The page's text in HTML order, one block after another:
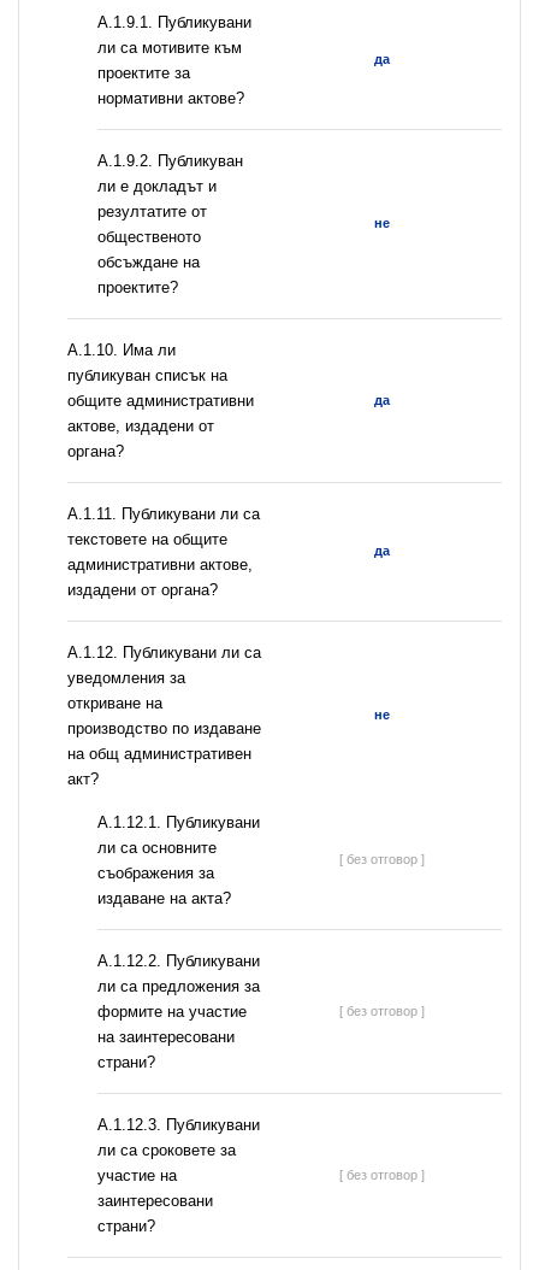
А.1.9.1. Публикувани
ли са мотивите към
проектите за
нормативни актове?
да
А.1.9.2. Публикуван
ли е докладът и
резултатите от
общественото
обсъждане на
проектите?
не
А.1.10. Има ли
публикуван списък на
общите административни
актове, издадени от
органа?
да
А.1.11. Публикувани ли са
текстовете на общите
административни актове,
издадени от органа?
да
А.1.12. Публикувани ли са
уведомления за
откриване на
производство по издаване
на общ административен
акт?
не
А.1.12.1. Публикувани
ли са основните
съображения за
издаване на акта?
[ без отговор ]
А.1.12.2. Публикувани
ли са предложения за
формите на участие
на заинтересовани
страни?
[ без отговор ]
А.1.12.3. Публикувани
ли са сроковете за
участие на
заинтересовани
страни?
[ без отговор ]